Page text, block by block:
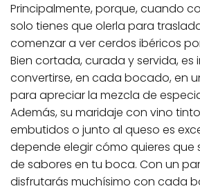
Principalmente, porque, cuando
solo tienes que olerla para
comenzar a ver cerdos ibéricos
Bien cortada, curada y servida, es
convertirse, en cada bocado, en
para apreciar la mezcla de
Además, su maridaje con vino
embutidos o junto al queso es
depende elegir cómo quieres que
de sabores en tu boca. Con un
disfrutarás muchísimo con cada